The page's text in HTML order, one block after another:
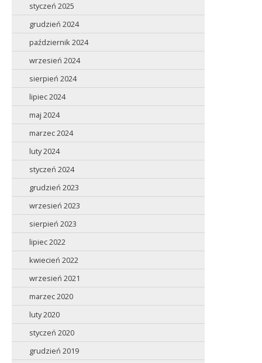
styczeń 2025
grudzień 2024
październik 2024
wrzesień 2024
sierpień 2024
lipiec 2024
maj 2024
marzec 2024
luty 2024
styczeń 2024
grudzień 2023
wrzesień 2023
sierpień 2023
lipiec 2022
kwiecień 2022
wrzesień 2021
marzec 2020
luty 2020
styczeń 2020
grudzień 2019